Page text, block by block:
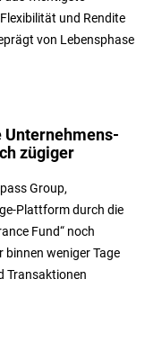
und Rendite
von Lebensphase
Unternehmens-
zügiger
Group,
Plattform durch die
Fund“ noch
binnen weniger Tage
Transaktionen